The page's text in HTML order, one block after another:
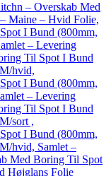
– Overskab Med
Maine – Hvid Folie,
I Bund (800mm,
– Levering
Til Spot I Bund
hvid,
I Bund (800mm,
– Levering
Til Spot I Bund
sort ,
I Bund (800mm,
hvid, Samlet –
Med Boring Til Spot
Højglans Folie